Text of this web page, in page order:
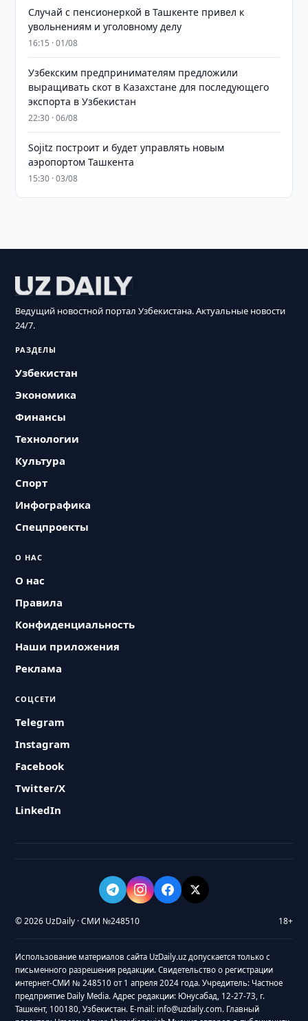
Случай с пенсионеркой в Ташкенте привел к
увольнениям и уголовному делу
16:15 · 01/08
Узбекским предпринимателям предложили
выращивать скот в Казахстане для последующего
экспорта в Узбекистан
22:30 · 06/08
Sojitz построит и будет управлять новым
аэропортом Ташкента
15:30 · 03/08
Ведущий новостной портал Узбекистана. Актуальные новости
24/7.
РАЗДЕЛЫ
Узбекистан
Экономика
Финансы
Технологии
Культура
Спорт
Инфографика
Спецпроекты
О НАС
О нас
Правила
Конфиденциальность
Наши приложения
Реклама
СОЦСЕТИ
Telegram
Instagram
Facebook
Twitter/X
LinkedIn
© 2026 UzDaily · СМИ №248510 18+
Использование материалов сайта UzDaily.uz допускается только с
письменного разрешения редакции. Свидетельство о регистрации
интернет-СМИ № 248510 от 1 апреля 2024 года. Учредитель: Частное
предприятие Daily Media. Адрес редакции: Юнусабад, 12-27-73, г.
Ташкент, 100180, Узбекистан. E-mail: info@uzdaily.com. Главный